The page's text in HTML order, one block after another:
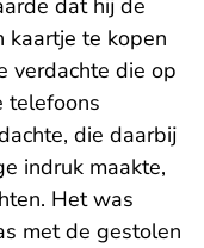
dat hij de
kaartje te kopen
verdachte die op
telefoons
die daarbij
indruk maakte,
Het was
met de gestolen